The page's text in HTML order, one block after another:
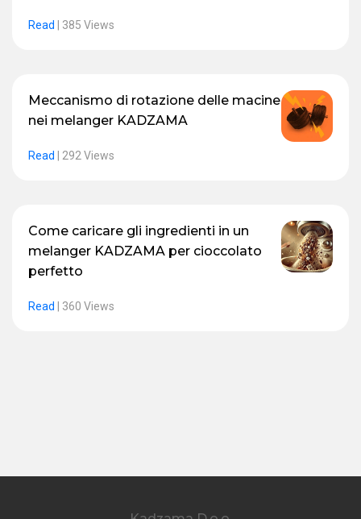
Read | 385 Views
Meccanismo di rotazione delle macine
nei melanger KADZAMA
Read | 292 Views
Come caricare gli ingredienti in un
melanger KADZAMA per cioccolato
perfetto
Read | 360 Views